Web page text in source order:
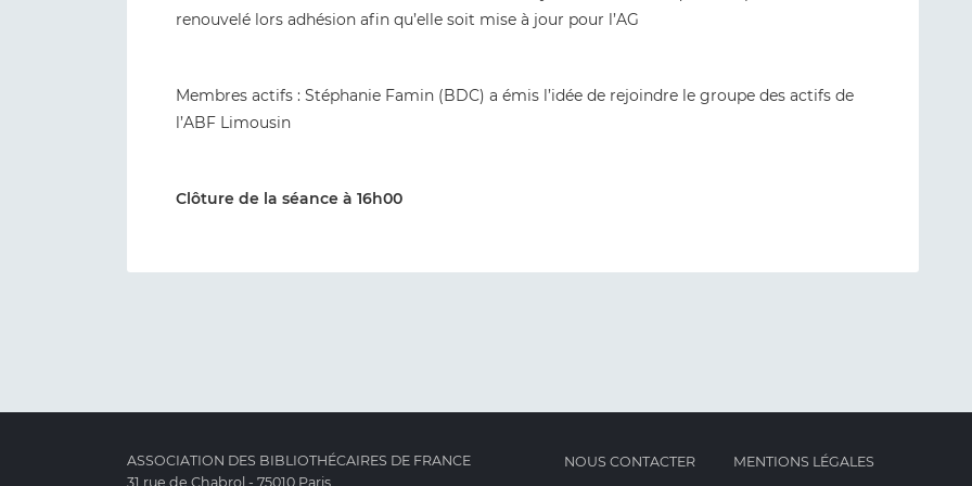
renouvelé lors adhésion afin qu’elle soit mise à jour pour l’AG
Membres actifs : Stéphanie Famin (BDC) a émis l’idée de rejoindre le groupe des actifs de
l’ABF Limousin
Clôture de la séance à 16h00
ASSOCIATION DES BIBLIOTHÉCAIRES DE FRANCE
31 rue de Chabrol - 75010 Paris
NOUS CONTACTER MENTIONS LÉGALES